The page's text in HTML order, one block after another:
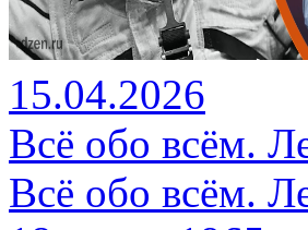
15.04.2026
Всё обо всём.
Всё обо всём.